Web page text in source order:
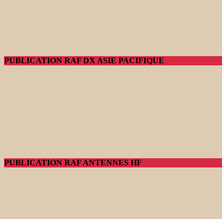
PUBLICATION RAF DX ASIE PACIFIQUE
PUBLICATION RAF ANTENNES HF